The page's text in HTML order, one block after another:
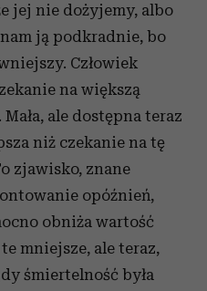
jej nie dożyjemy, albo
ją podkradnie, bo
Człowiek
na większą
ale dostępna teraz
niż czekanie na tę
zjawisko, znane
opóźnień,
obniża wartość
mniejsze, ale teraz,
śmiertelność była